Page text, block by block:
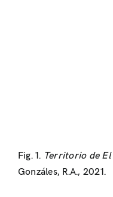
Fig. 1. Territorio de El
Gonzáles, R.A., 2021.